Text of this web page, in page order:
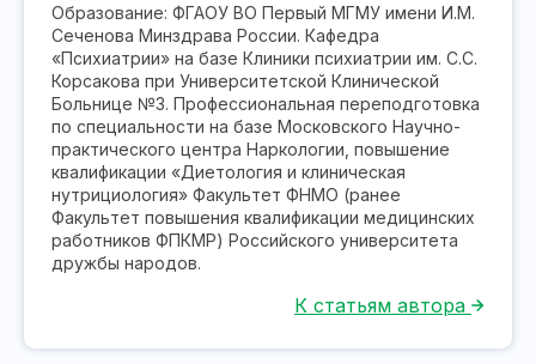
Образование: ФГАОУ ВО Первый МГМУ имени И.М.
Сеченова Минздрава России. Кафедра
«Психиатрии» на базе Клиники психиатрии им. С.С.
Корсакова при Университетской Клинической
Больнице №3. Профессиональная переподготовка
по специальности на базе Московского Научно-
практического центра Наркологии, повышение
квалификации «Диетология и клиническая
нутрициология» Факультет ФНМО (ранее
Факультет повышения квалификации медицинских
работников ФПКМР) Российского университета
дружбы народов.
К статьям автора